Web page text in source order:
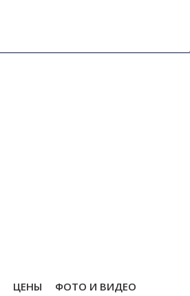
ЦЕНЫ
ФОТО И ВИДЕО